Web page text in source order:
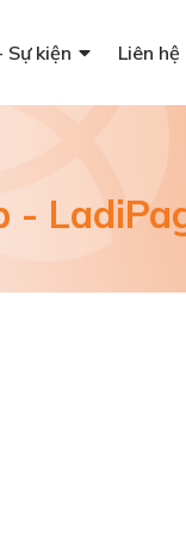
Sự kiện Liên hệ
-